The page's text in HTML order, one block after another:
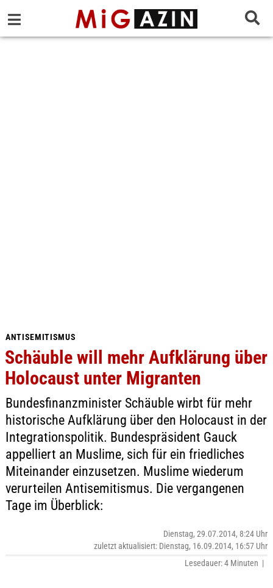
ANTISEMITISMUS
Schäuble will mehr Aufklärung über
Holocaust unter Migranten
Bundesfinanzminister Schäuble wirbt für mehr
historische Aufklärung über den Holocaust in der
Integrationspolitik. Bundespräsident Gauck
appelliert an Muslime, sich für ein friedliches
Miteinander einzusetzen. Muslime wiederum
verurteilen Antisemitismus. Die vergangenen
Tage im Überblick:
Dienstag, 29.07.2014, 8:24 Uhr
zuletzt aktualisiert: Dienstag, 16.09.2014, 16:57 Uhr
Lesedauer: 4 Minuten |